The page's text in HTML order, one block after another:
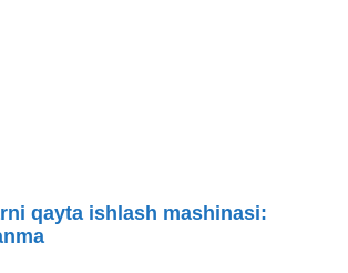
qayta ishlash mashinasi: